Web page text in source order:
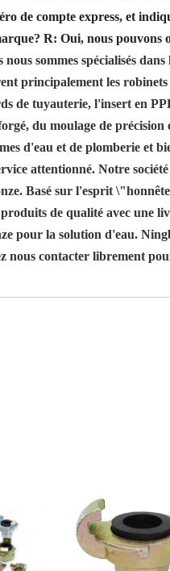
de compte express, et
R: Oui, nous pouvons
sommes spécialisés
principalement les
de tuyauterie, l'insert en
du moulage de
d'eau et de plomberie et
attentionné. Notre
Basé sur l'esprit
de qualité avec une
pour la solution d'eau.
contacter librement